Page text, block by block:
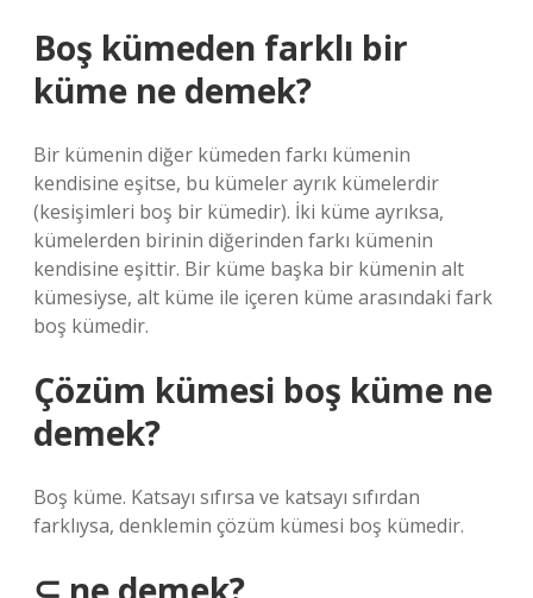
Boş kümeden farklı bir
küme ne demek?
Bir kümenin diğer kümeden farkı kümenin
kendisine eşitse, bu kümeler ayrık kümelerdir
(kesişimleri boş bir kümedir). İki küme ayrıksa,
kümelerden birinin diğerinden farkı kümenin
kendisine eşittir. Bir küme başka bir kümenin alt
kümesiyse, alt küme ile içeren küme arasındaki fark
boş kümedir.
Çözüm kümesi boş küme ne
demek?
Boş küme. Katsayı sıfırsa ve katsayı sıfırdan
farklıysa, denklemin çözüm kümesi boş kümedir.